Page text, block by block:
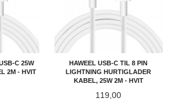
C 25W
2M - HVIT
HAWEEL USB-C TIL 8 PIN
LIGHTNING HURTIGLADER
KABEL, 25W 2M - HVIT
Pris
119,00